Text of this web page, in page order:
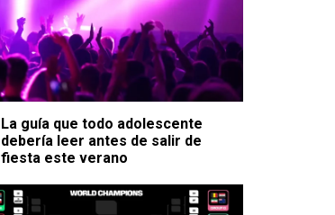
La guía que todo adolescente
debería leer antes de salir de
fiesta este verano